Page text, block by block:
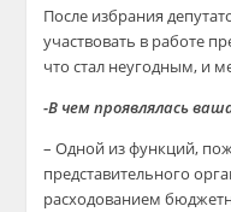
После избрания
участвовать в работе
что стал неугодным, и
-В чем проявлялась
– Одной из функций,
представительного
расходованием